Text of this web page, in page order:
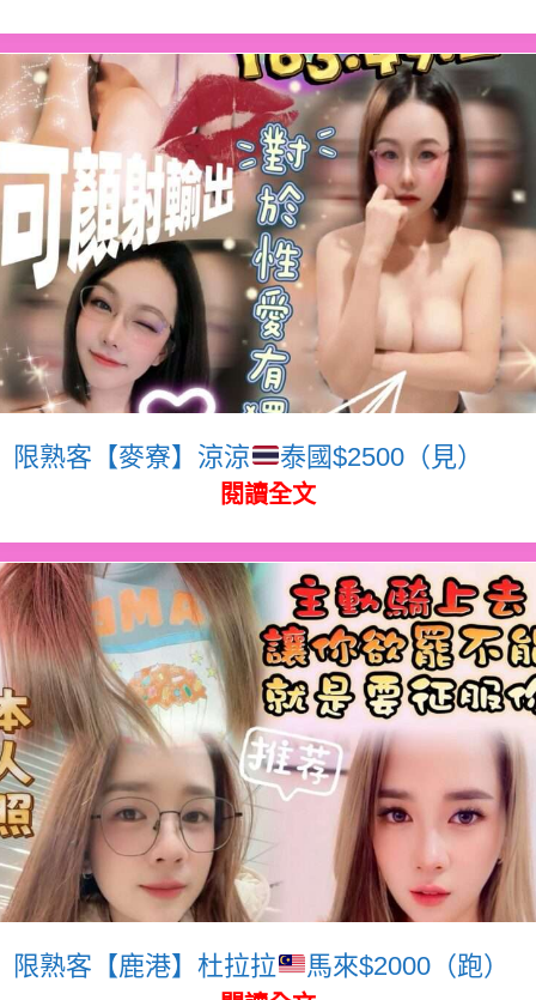
限熟客【麥寮】涼涼 泰國$2500（見）
閱讀全文
限熟客【鹿港】杜拉拉 馬來$2000（跑）